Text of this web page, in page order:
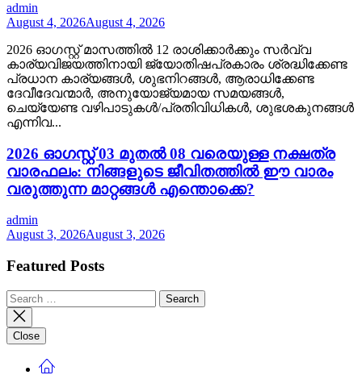
admin
August 4, 2026August 4, 2026
2026 ഓഗസ്റ്റ് മാസത്തിൽ 12 രാശിക്കാർക്കും സർവ്വ
കാര്യവിജയത്തിനായി ജ്യോതിഷപ്രകാരം ശ്രദ്ധിക്കേണ്ട
പ്രധാന കാര്യങ്ങൾ, ശുഭനിറങ്ങൾ, ആരാധിക്കേണ്ട
ദേവീദേവന്മാർ, അനുയോജ്യമായ സമയങ്ങൾ,
ചെയ്യേണ്ട വഴിപാടുകൾ/പ്രതിവിധികൾ, ശുഭശകുനങ്ങൾ
എന്നിവ...
2026 ഓഗസ്റ്റ് 03 മുതൽ 08 വരെയുള്ള നക്ഷത്ര
വാരഫലം: നിങ്ങളുടെ ജീവിതത്തിൽ ഈ വാരം
വരുത്തുന്ന മാറ്റങ്ങൾ എന്തൊക്കെ?
admin
August 3, 2026August 3, 2026
Featured Posts
Search
for:
Close